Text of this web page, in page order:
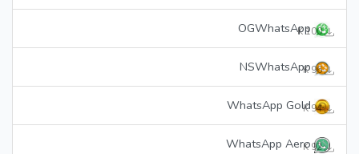
OGWhatsApp 100 K
NSWhatsApp 96 K
WhatsApp Gold 94 K
WhatsApp Aero 92 K